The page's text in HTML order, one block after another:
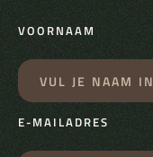
VOORNAAM
E-MAILADRES